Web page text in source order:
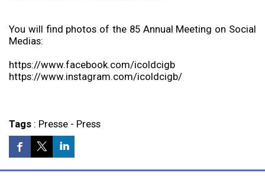
You will find photos of the 85 Annual Meeting on Social
Medias:
https://www.facebook.com/icoldcigb
https://www.instagram.com/icoldcigb/
Tags: Presse- Press